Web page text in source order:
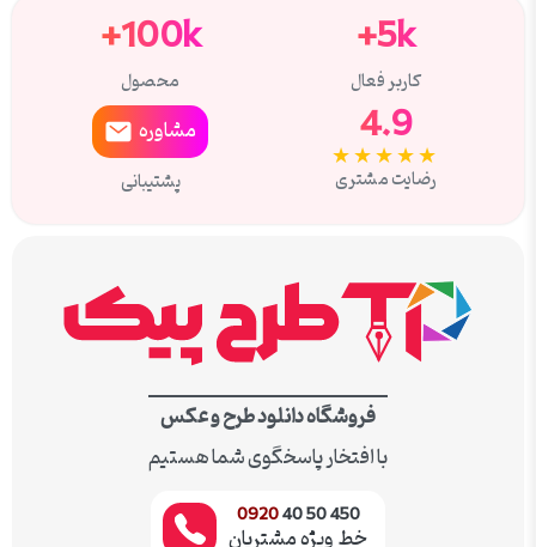
5k+
کاربر فعال
100k+
محصول
4.9
★★★★★
رضایت مشتری
مشاوره
پشتیبانی
فروشگاه دانلود طرح و عکس
با افتخار پاسخگوی شما هستیم
450 50 40
0920